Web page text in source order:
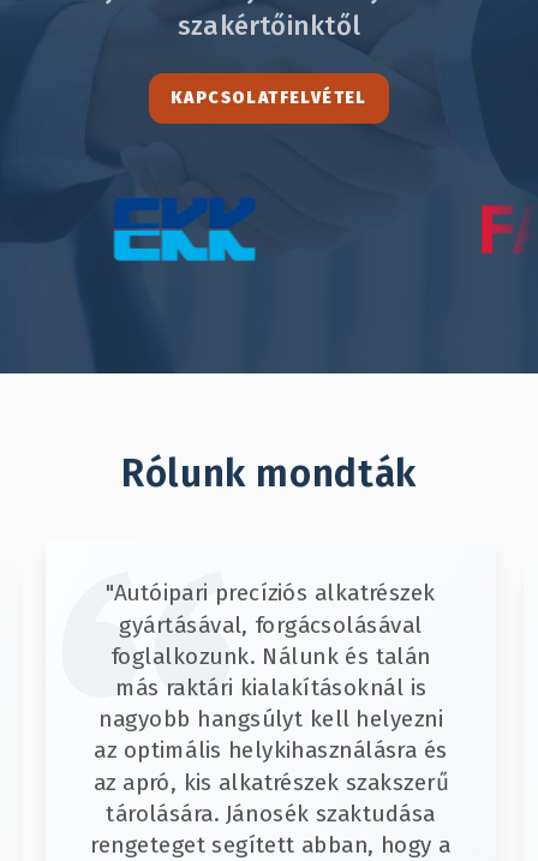
szakértőinktől
KAPCSOLATFELVÉTEL
Rólunk mondták
"Autóipari precíziós alkatrészek
gyártásával, forgácsolásával
foglalkozunk. Nálunk és talán
más raktári kialakításoknál is
nagyobb hangsúlyt kell helyezni
az optimális helykihasználásra és
az apró, kis alkatrészek szakszerű
tárolására. Jánosék szaktudása
rengeteget segített abban, hogy a